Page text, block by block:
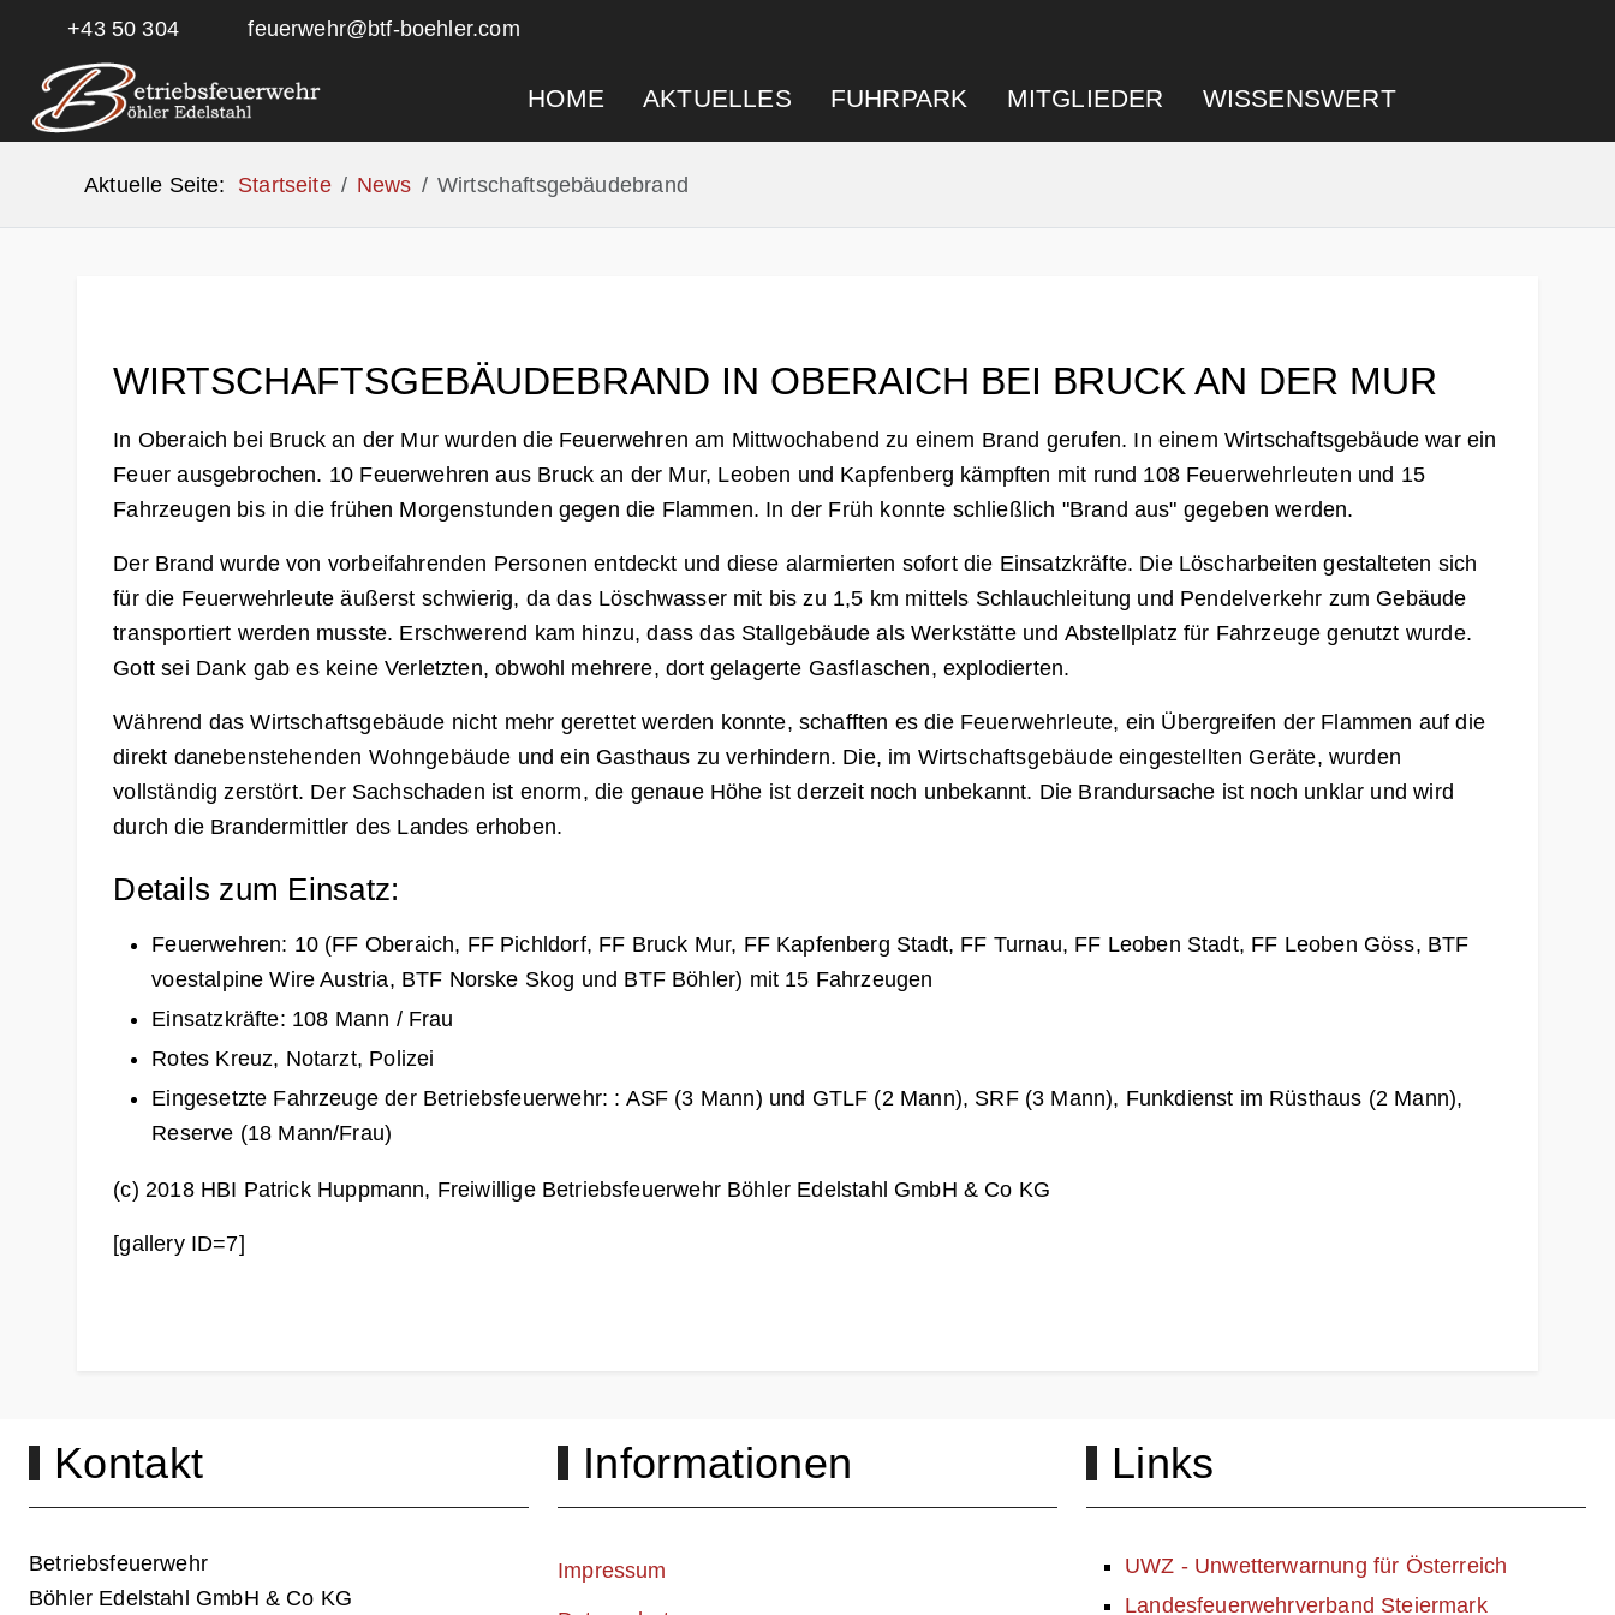
+43 50 304 feuerwehr@btf-boehler.com
HOME AKTUELLES FUHRPARK MITGLIEDER WISSENSWERT
Aktuelle Seite: Startseite News Wirtschaftsgebäudebrand
WIRTSCHAFTSGEBÄUDEBRAND IN OBERAICH BEI BRUCK AN DER MUR
In Oberaich bei Bruck an der Mur wurden die Feuerwehren am Mittwochabend zu einem Brand gerufen. In einem Wirtschaftsgebäude war ein
Feuer ausgebrochen. 10 Feuerwehren aus Bruck an der Mur, Leoben und Kapfenberg kämpften mit rund 108 Feuerwehrleuten und 15
Fahrzeugen bis in die frühen Morgenstunden gegen die Flammen. In der Früh konnte schließlich "Brand aus" gegeben werden.
Der Brand wurde von vorbeifahrenden Personen entdeckt und diese alarmierten sofort die Einsatzkräfte. Die Löscharbeiten gestalteten sich
für die Feuerwehrleute äußerst schwierig, da das Löschwasser mit bis zu 1,5 km mittels Schlauchleitung und Pendelverkehr zum Gebäude
transportiert werden musste. Erschwerend kam hinzu, dass das Stallgebäude als Werkstätte und Abstellplatz für Fahrzeuge genutzt wurde.
Gott sei Dank gab es keine Verletzten, obwohl mehrere, dort gelagerte Gasflaschen, explodierten.
Während das Wirtschaftsgebäude nicht mehr gerettet werden konnte, schafften es die Feuerwehrleute, ein Übergreifen der Flammen auf die
direkt danebenstehenden Wohngebäude und ein Gasthaus zu verhindern. Die, im Wirtschaftsgebäude eingestellten Geräte, wurden
vollständig zerstört. Der Sachschaden ist enorm, die genaue Höhe ist derzeit noch unbekannt. Die Brandursache ist noch unklar und wird
durch die Brandermittler des Landes erhoben.
Details zum Einsatz:
Feuerwehren: 10 (FF Oberaich, FF Pichldorf, FF Bruck Mur, FF Kapfenberg Stadt, FF Turnau, FF Leoben Stadt, FF Leoben Göss, BTF
voestalpine Wire Austria, BTF Norske Skog und BTF Böhler) mit 15 Fahrzeugen
Einsatzkräfte: 108 Mann / Frau
Rotes Kreuz, Notarzt, Polizei
Eingesetzte Fahrzeuge der Betriebsfeuerwehr: : ASF (3 Mann) und GTLF (2 Mann), SRF (3 Mann), Funkdienst im Rüsthaus (2 Mann),
Reserve (18 Mann/Frau)
(c) 2018 HBI Patrick Huppmann, Freiwillige Betriebsfeuerwehr Böhler Edelstahl GmbH & Co KG
[gallery ID=7]
Kontakt
Betriebsfeuerwehr
Böhler Edelstahl GmbH & Co KG
Informationen
Impressum
Links
UWZ - Unwetterwarnung für Österreich
Landesfeuerwehrverband Steiermark